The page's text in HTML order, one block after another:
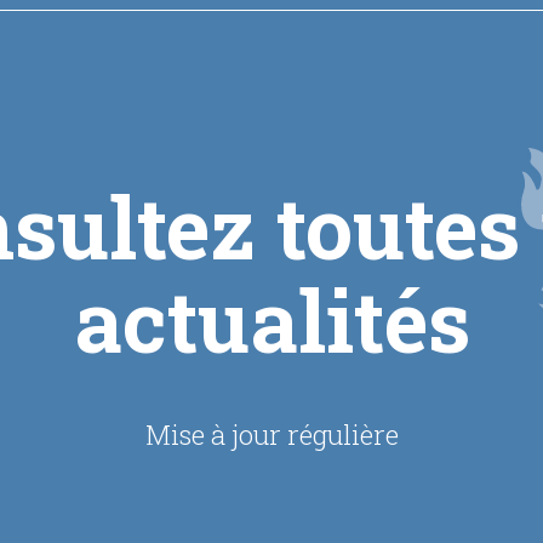
toutes
actualités
Mise à jour régulière